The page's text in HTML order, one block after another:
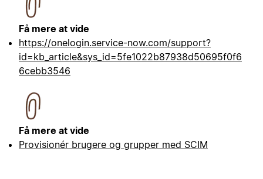
Få mere at vide
https://onelogin.service-now.com/support?
id=kb_article&sys_id=5fe1022b87938d50695f0f6
6cebb3546
Få mere at vide
Provisionér brugere og grupper med SCIM